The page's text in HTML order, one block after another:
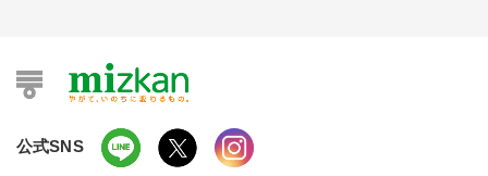
公式SNS